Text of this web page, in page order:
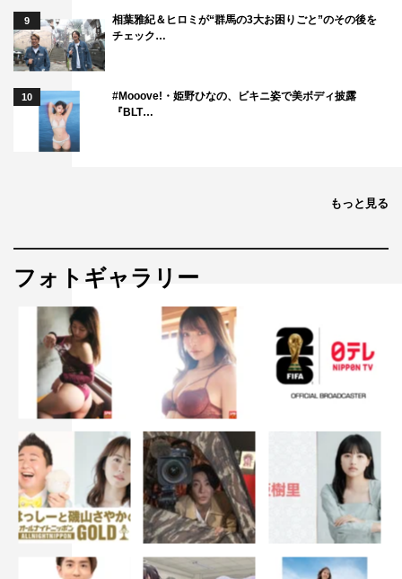
浅野忠信
9
相葉雅紀＆ヒロミが“群馬の3大お困りごと”のその後を
チェック…
10
#Mooove!・姫野ひなの、ビキニ姿で美ボディ披露
『BLT…
もっと見る
フォトギャラリー